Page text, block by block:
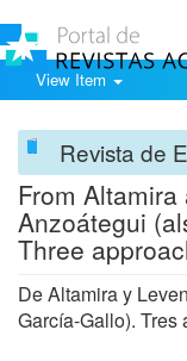
View Item
Revista de
From
Anzoátegui
Three
De Altamira y
García-Gallo).